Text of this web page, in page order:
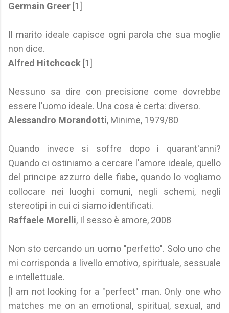
Germain Greer [1]
Il marito ideale capisce ogni parola che sua moglie
non dice.
Alfred Hitchcock [1]
Nessuno sa dire con precisione come dovrebbe
essere l'uomo ideale. Una cosa è certa: diverso.
Alessandro Morandotti, Minime, 1979/80
Quando invece si soffre dopo i quarant'anni?
Quando ci ostiniamo a cercare l'amore ideale, quello
del principe azzurro delle fiabe, quando lo vogliamo
collocare nei luoghi comuni, negli schemi, negli
stereotipi in cui ci siamo identificati.
Raffaele Morelli, Il sesso è amore, 2008
Non sto cercando un uomo "perfetto". Solo uno che
mi corrisponda a livello emotivo, spirituale, sessuale
e intellettuale.
[I am not looking for a "perfect" man. Only one who
matches me on an emotional, spiritual, sexual, and